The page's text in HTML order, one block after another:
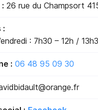
26 rue du Champsort
:
: 7h30 – 12h /
: 06 48 95 09 30